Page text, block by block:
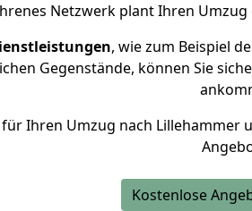
Netzwerk plant Ihren
, wie zum Beispiel
Gegenstände, können Sie
Ihren Umzug nach Lillehammer
Kostenlose